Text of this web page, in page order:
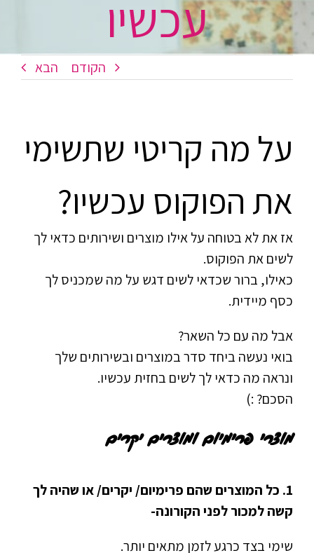
עכשיו
הקודם הבא
על מה קריטי שתשימי
את הפוקוס עכשיו?
אז את לא בטוחה על אילו מוצרים ושירותים כדאי לך
לשים את הפוקוס.
כאילו, ברור שכדאי לשים דגש על מה שמכניס לך
כסף מיידית.
אבל מה עם כל השאר?
בואי נעשה ביחד סדר במוצרים ובשירותים שלך
ונראה מה כדאי לך לשים בחזית עכשיו.
הסכם? :)
מוצרי פרימיום ומוצרים יקרים
1. כל המוצרים שהם פרימיום/ יקרים/ או שהיה לך
קשה למכור לפני הקורונה-
שימי בצד כרגע לזמן מתאים יותר.